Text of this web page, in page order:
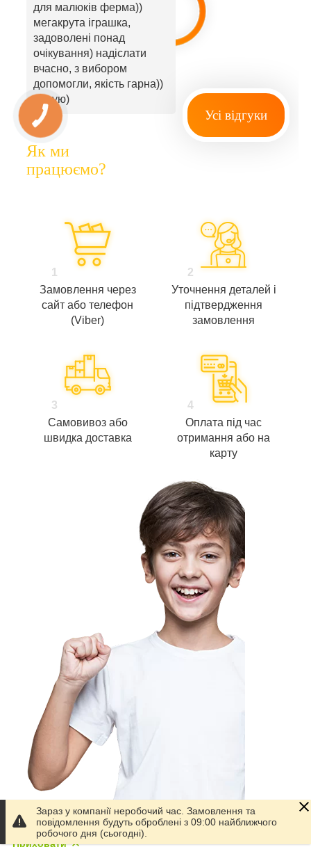
для малюків ферма))
мегакрута іграшка,
задоволені понад
очікування) надіслати
вчасно, з вибором
допомогли, якість гарна))
радую)
Усі відгуки
Як ми
працюємо?
1
Замовлення через
сайт або телефон
(Viber)
2
Уточнення деталей і
підтвердження
замовлення
3
Самовивоз або
швидка доставка
4
Оплата під час
отримання або на
карту
Приховати
Зараз у компанії неробочий час. Замовлення та
повідомлення будуть оброблені з 09:00 найближчого
робочого дня (сьогодні).